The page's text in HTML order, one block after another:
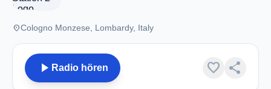
placeCologno Monzese, Lombardy, Italy
play_arrow Radio hören favorite share